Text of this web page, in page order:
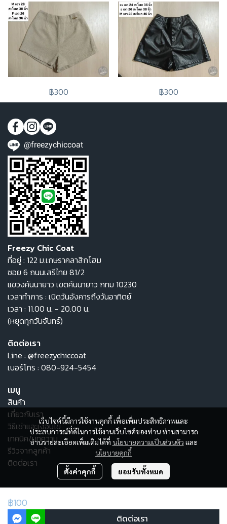
฿300 ฿300
฿100
ติดต่อเรา
เว็บไซต์นี้มีการใช้งานคุกกี้ เพื่อเพิ่มประสิทธิภาพและ
ประสบการณ์ที่ดีในการใช้งานเว็บไซต์ของท่าน ท่านสามารถ
อ่านรายละเอียดเพิ่มเติมได้ที่ นโยบายความเป็นส่วนตัว และ
นโยบายคุกกี้
ตั้งค่าคุกกี้ ยอมรับทั้งหมด
@freezychiccoat
Freezy Chic Coat
ที่อยู่ : 122 ม.เกษราคลาสิกโฮม
ซอย 6 ถนนเสรีไทย 81/2
แขวงคันนายาว เขตคันนายาว กทม 10230
เวลาทำการ : เปิดวันอังคารถึงวันอาทิตย์
เวลา : 11.00 น. - 20.00 น.
(หยุดทุกวันจันทร์)
ติดต่อเรา
Line : @freezychiccoat
เบอร์โทร : 080-924-5454
เมนู
สินค้า
เกี่ยวกับเรา
วิธีเช่าและเงื่อนไข
เทคนิค/บทความ
รีวิวจากลูกค้า
ติดต่อเรา
ผู้เข้าชมวันนี้444